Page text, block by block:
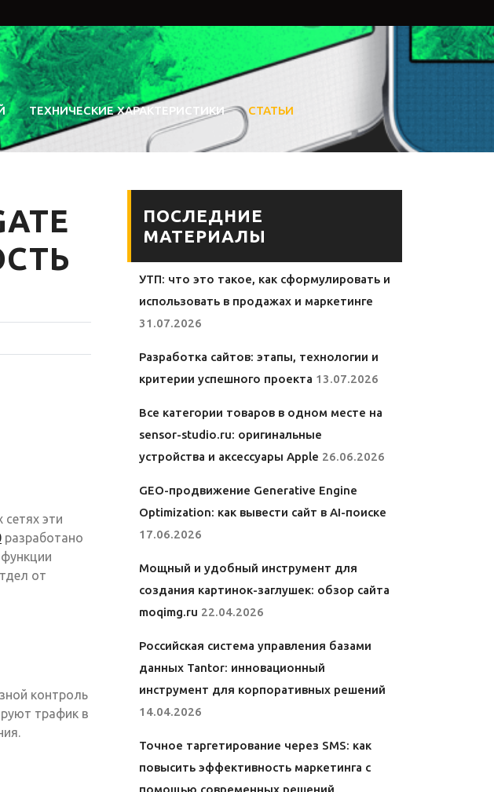
ТЕХНИЧЕСКИЕ ХАРАКТЕРИСТИКИ СТАТЬИ
эти
разработано
от
контроль
трафик в
ПОСЛЕДНИЕ
МАТЕРИАЛЫ
УТП: что это такое, как сформулировать и
использовать в продажах и маркетинге
31.07.2026
Разработка сайтов: этапы, технологии и
критерии успешного проекта 13.07.2026
Все категории товаров в одном месте на
sensor-studio.ru: оригинальные
устройства и аксессуары Apple 26.06.2026
GEO-продвижение Generative Engine
Optimization: как вывести сайт в AI-поиске
17.06.2026
Мощный и удобный инструмент для
создания картинок-заглушек: обзор сайта
moqimg.ru 22.04.2026
Российская система управления базами
данных Tantor: инновационный
инструмент для корпоративных решений
14.04.2026
Точное таргетирование через SMS: как
повысить эффективность маркетинга с
помощью современных решений